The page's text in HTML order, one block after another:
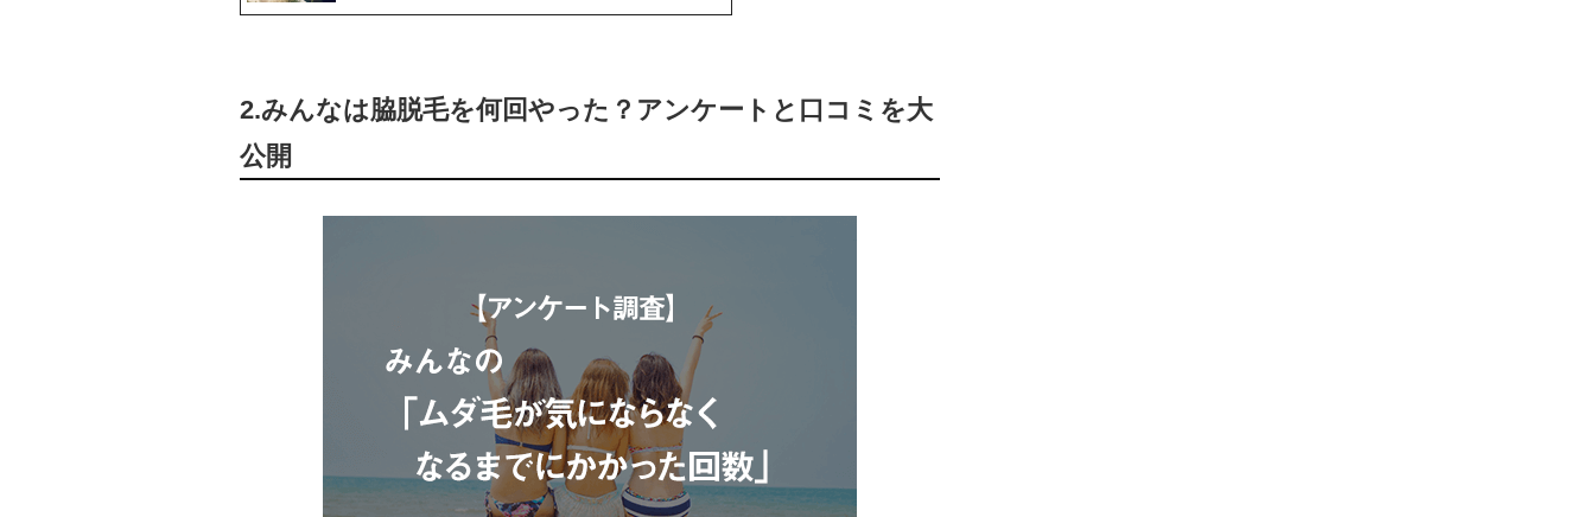
2.みんなは脇脱毛を何回やった？アンケートと口コミを大
公開